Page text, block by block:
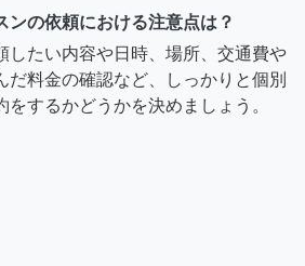
ンの依頼における注意点は？
したい内容や日時、場所、交通費や
だ料金の確認など、しっかりと個別
するかどうかを決めましょう。